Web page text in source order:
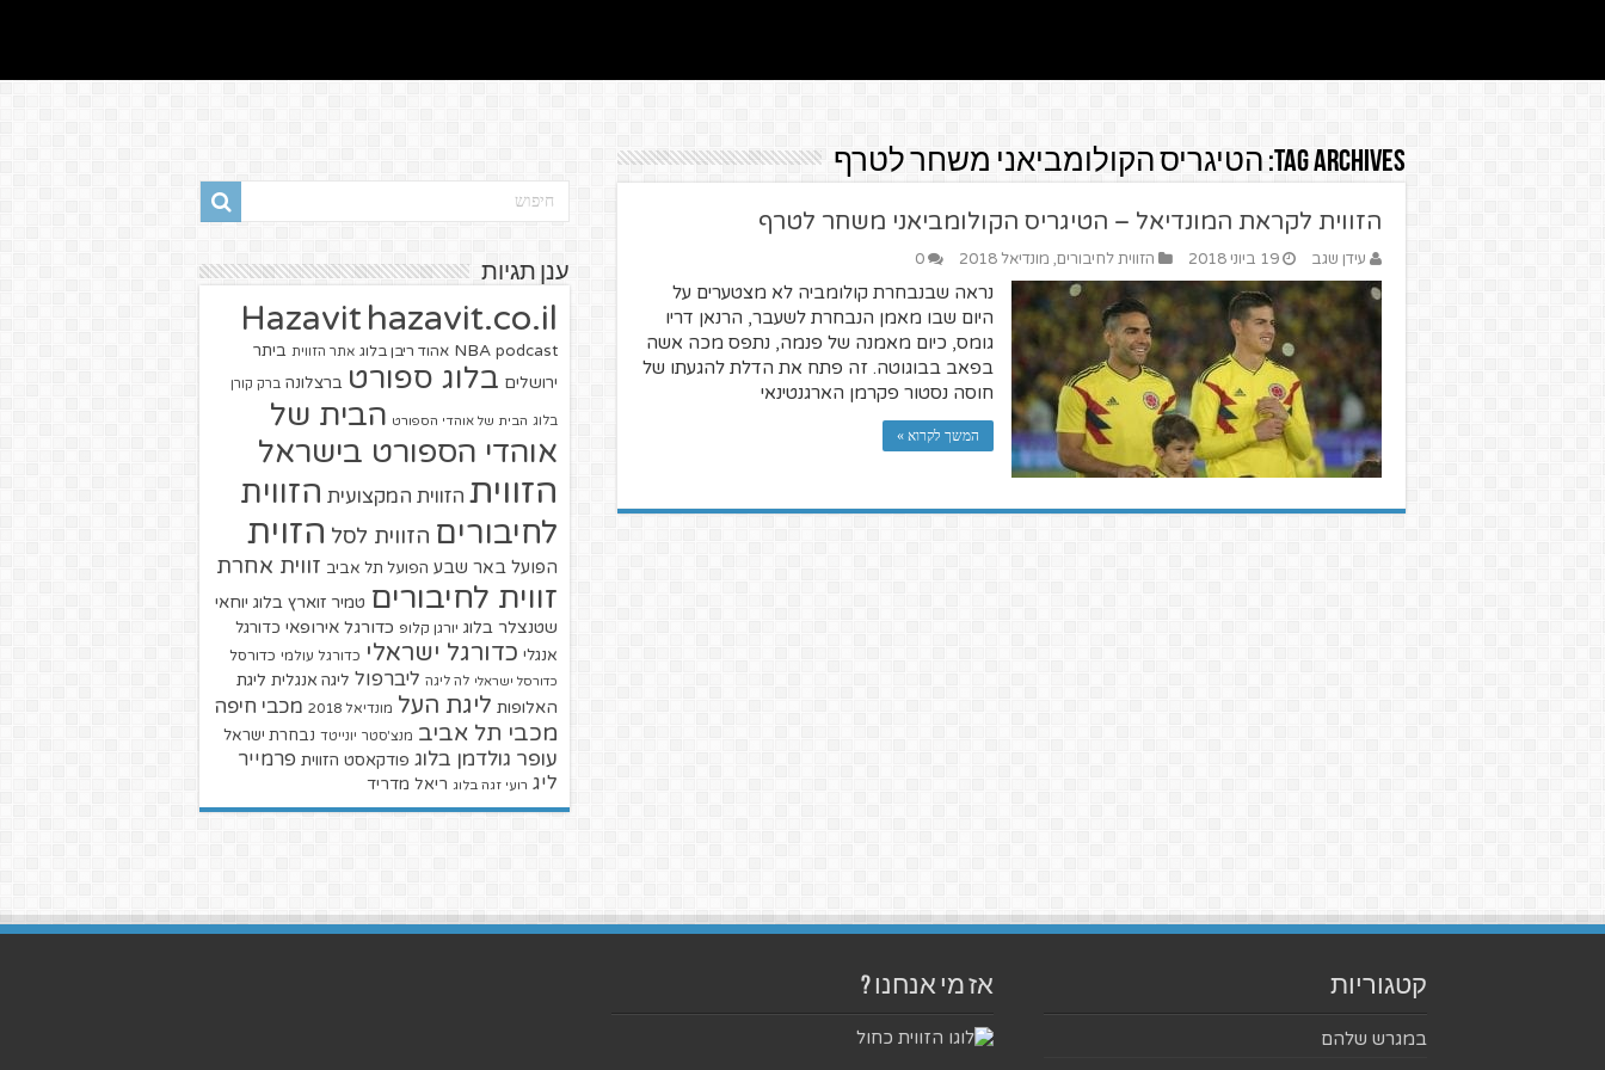
Tag Archives: הטיגריס הקולומביאני משחר לטרף
הזווית לקראת המונדיאל – הטיגריס הקולומביאני משחר לטרף
עידן שגב 19 ביוני 2018 הזווית לחיבורים, מונדיאל 2018 0
נראה שבנבחרת קולומביה לא מצטערים על
היום שבו מאמן הנבחרת לשעבר, הרנאן דריו
גומס, כיום מאמנה של פנמה, נתפס מכה אשה
בפאב בבוגוטה. זה פתח את הדלת להגעתו של
חוסה נסטור פקרמן הארגנטינאי
המשך לקרוא »
ענן תגיות
Hazavit hazavit.co.il
NBA podcast אהוד ריבן בלוג אתר הזווית ביתר
ירושלים בלוג ספורט ברצלונה ברק קורן
בלוג הבית של אוהדי הספורט הבית של
אוהדי הספורט בישראל
הזווית הזווית המקצועית הזווית
לחיבורים הזווית לסל הזוית
הפועל באר שבע הפועל תל אביב זווית אחרת
זווית לחיבורים טמיר זוארץ בלוג יוחאי
שטנצלר בלוג יורגן קלופ כדורגל אירופאי כדורגל
אנגלי כדורגל ישראלי כדורגל עולמי כדורסל
כדורסל ישראלי לה ליגה ליברפול ליגה אנגלית ליגת
האלופות ליגת העל מונדיאל 2018 מכבי חיפה
מכבי תל אביב מנצ'סטר יונייטד נבחרת ישראל
עופר גולדמן בלוג פודקאסט הזווית פרמייר
ליג רועי זגה בלוג ריאל מדריד
קטגוריות
במגרש שלהם
אז מי אנחנו ?